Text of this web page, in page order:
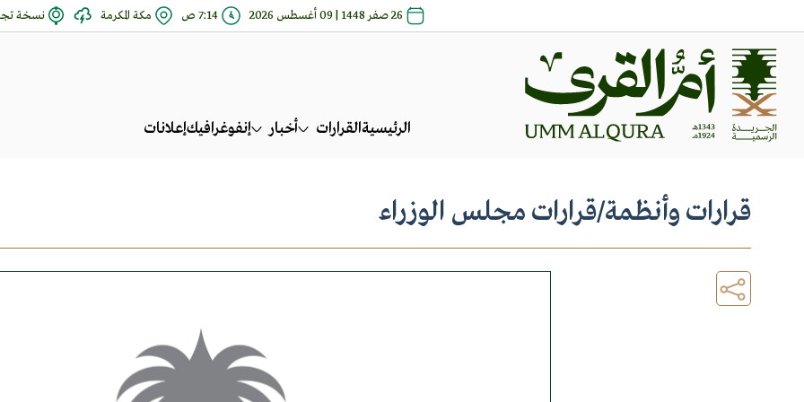
26 صفر 1448 | 09 أغسطس 2026 7:14 ص مكة المكرمة نسخة
الرئيسيةالقرارات أخبار إنفوغرافيكإعلانات
قرارات وأنظمة/قرارات مجلس الوزراء